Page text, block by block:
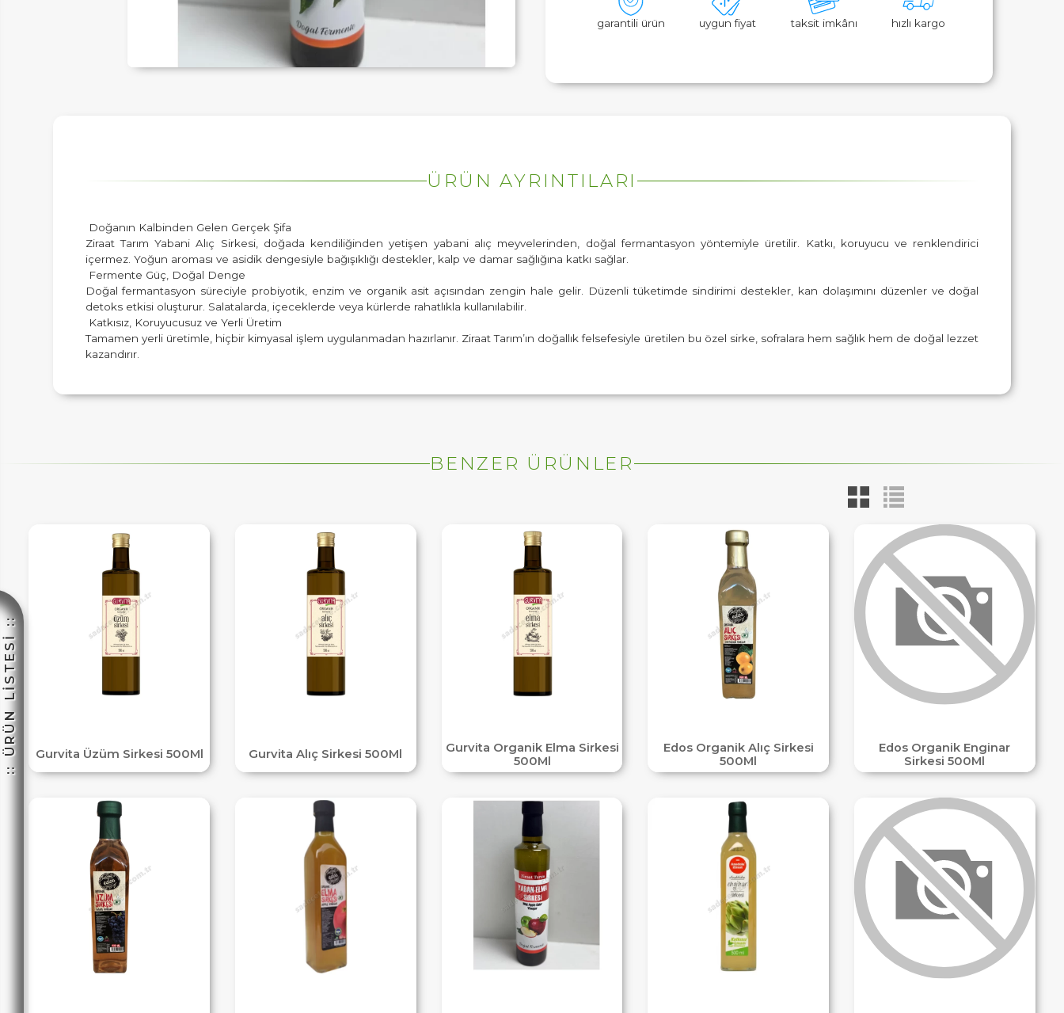
☽
:: ÜRÜN LİSTESİ ::
garantili ürün uygun fiyat taksit imkânı hızlı kargo
ÜRÜN AYRINTILARI
Doğanın Kalbinden Gelen Gerçek Şifa
Ziraat Tarım Yabani Alıç Sirkesi, doğada kendiliğinden yetişen yabani alıç meyvelerinden, doğal fermantasyon yöntemiyle üretilir. Katkı, koruyucu ve renklendirici
içermez. Yoğun aroması ve asidik dengesiyle bağışıklığı destekler, kalp ve damar sağlığına katkı sağlar.
Fermente Güç, Doğal Denge
Doğal fermantasyon süreciyle probiyotik, enzim ve organik asit açısından zengin hale gelir. Düzenli tüketimde sindirimi destekler, kan dolaşımını düzenler ve doğal
detoks etkisi oluşturur. Salatalarda, içeceklerde veya kürlerde rahatlıkla kullanılabilir.
Katkısız, Koruyucusuz ve Yerli Üretim
Tamamen yerli üretimle, hiçbir kimyasal işlem uygulanmadan hazırlanır. Ziraat Tarım’ın doğallık felsefesiyle üretilen bu özel sirke, sofralara hem sağlık hem de doğal lezzet
kazandırır.
BENZER ÜRÜNLER
Gurvita Üzüm Sirkesi 500Ml Gurvita Alıç Sirkesi 500Ml
Gurvita Organik Elma Sirkesi
500Ml
Edos Organik Alıç Sirkesi
500Ml
Edos Organik Enginar
Sirkesi 500Ml